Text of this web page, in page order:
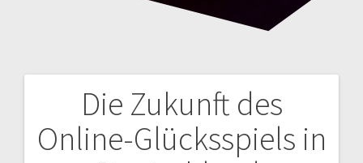
Die Zukunft des
Online-Glücksspiels in
Navegación
de